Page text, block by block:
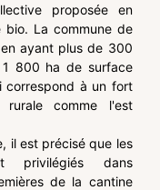
proposée en
bio. La commune de
ayant plus de 300
800 ha de surface
correspond à un fort
rurale comme l'est
il est précisé que les
dans
de la cantine